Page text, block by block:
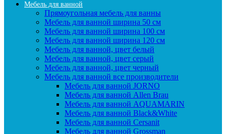
Мебель для ванной
Прямоугольная мебель для ванны
Мебель для ванной ширина 50 см
Мебель для ванной ширина 100 см
Мебель для ванной ширина 120 см
Мебель для ванной, цвет белый
Мебель для ванной, цвет серый
Мебель для ванной, цвет черный
Мебель для ванной все производители
Мебель для ванной JORNO
Мебель для ванной Allen Brau
Мебель для ванной AQUAMARIN
Мебель для ванной Black&White
Мебель для ванной Cersanit
Мебель для ванной Grossman